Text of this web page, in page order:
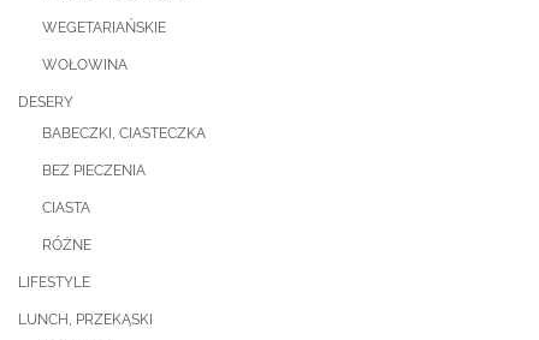
WEGETARIAŃSKIE
WOŁOWINA
DESERY
BABECZKI, CIASTECZKA
BEZ PIECZENIA
CIASTA
RÓŻNE
LIFESTYLE
LUNCH, PRZEKĄSKI